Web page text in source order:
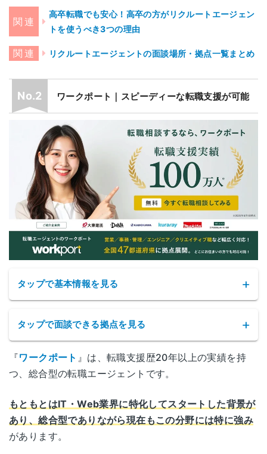
[接客営業] 40代後半/年収200万円
総合評価：★★★★★5
に相談に乗って頂き、自分では表現できないこと
ただくことが出来ました。スキルを無駄にしない
ようにと緊張していたのですが、就業後もフォロ
40代で夢が実現し本当に感謝しています。
[事務職] 30代後半/年収400万代
総合評価：★★★★★5
他のエージェントサービスよりもニッチな業界の
求人件数を多く紹介いただく事ができ、こちらの
希望条件に合わせて調整いただけたことがありま
職務経歴の棚卸や履歴書等の作り方、自分では気
が付けない長所・短所のフォローなど転職活動初
ートをしていただく事ができました。
担当者の方にもよるかと思いますが、内定時にも
手続き等で細かくサポートしてもらえ、最初から
最後まで信頼できるサービスでした。
高卒転職でも安心！高卒の方がリクルートエージェン
トを使うべき3つの理由
リクルートエージェントの面談場所・拠点一覧まとめ
ワークポート｜スピーディーな転職支援が可能
タップで基本情報を見る
公式サイト https://www.workport.co.jp/
タップで面談できる拠点を見る
ワークポートの拠点
札幌
北海道札幌市北区北6条西1-4-2
ファーストプラザビル 2F
『ワークポート 』は、転職支援歴20年以上の実績を持
つ、総合型の転職エージェントです。
もともとはIT・Web業界に特化してスタートした背景が
あり、総合型でありながら現在もこの分野には特に強み
があります。